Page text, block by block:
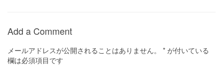
Add a Comment
メールアドレスが公開されることはありません。 * が付いている
欄は必須項目です